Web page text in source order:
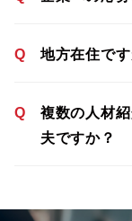
Q 地方在住で
Q
複数の人材
夫ですか？